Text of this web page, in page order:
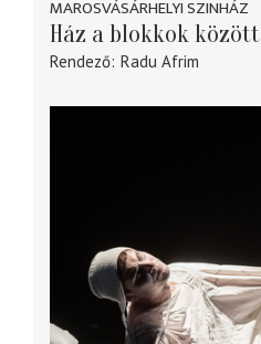
MAROSVÁSÁRHELYI SZINHÁZ
Ház a blokkok között
Rendező Radu Afrim